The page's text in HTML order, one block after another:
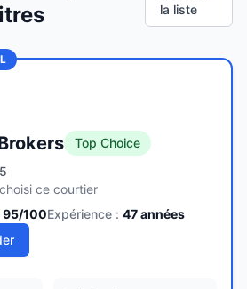
la liste
Top Choice
ce courtier
95/100Expérience : 47années